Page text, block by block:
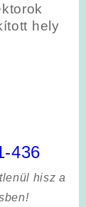
hely
436
hisz a